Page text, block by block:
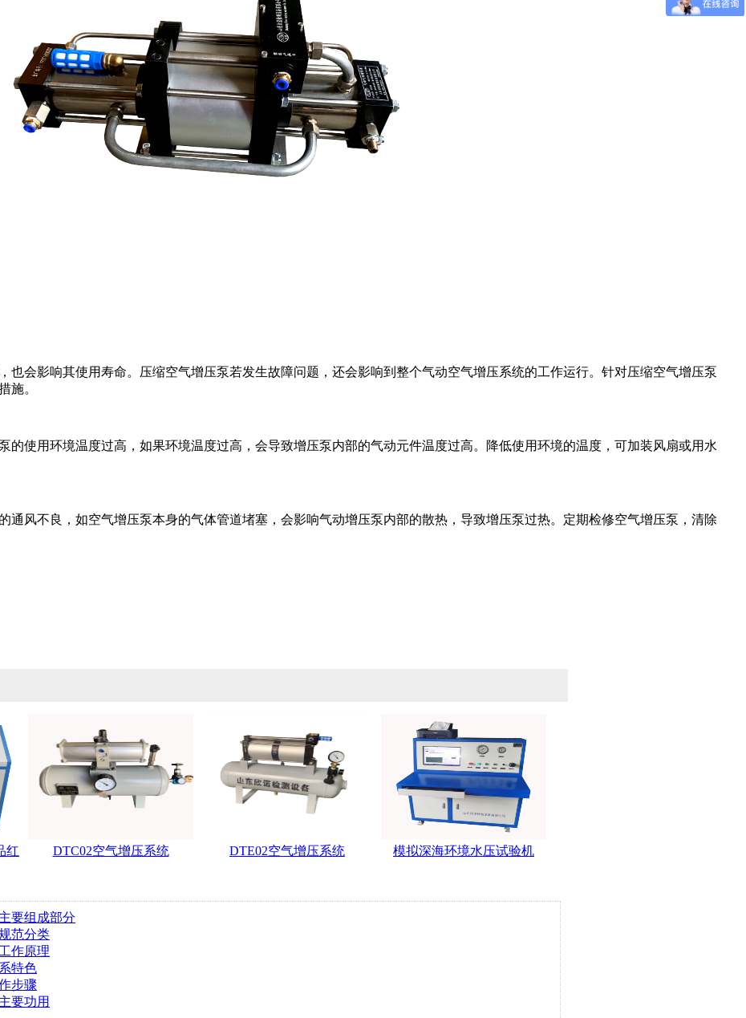
会影响其使用寿命。压缩空气增压泵若发生故障问题，还会影响到整个气动空气增压系统的工作运行。针对压缩空气增压泵
施。
使用环境温度过高，如果环境温度过高，会导致增压泵内部的气动元件温度过高。降低使用环境的温度，可加装风扇或用水
风不良，如空气增压泵本身的气体管道堵塞，会影响气动增压泵内部的散热，导致增压泵过热。定期检修空气增压泵，清除
红
DTC02空气增压系统 DTE02空气增压系统 模拟深海环境水压试验机
要组成部分
范分类
作原理
特色
步骤
要功用